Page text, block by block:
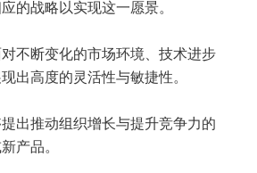
的战略以实现这一愿景。
对不断变化的市场环境、技术进步
出高度的灵活性与敏捷性。
提出推动组织增长与提升竞争力的
产品。